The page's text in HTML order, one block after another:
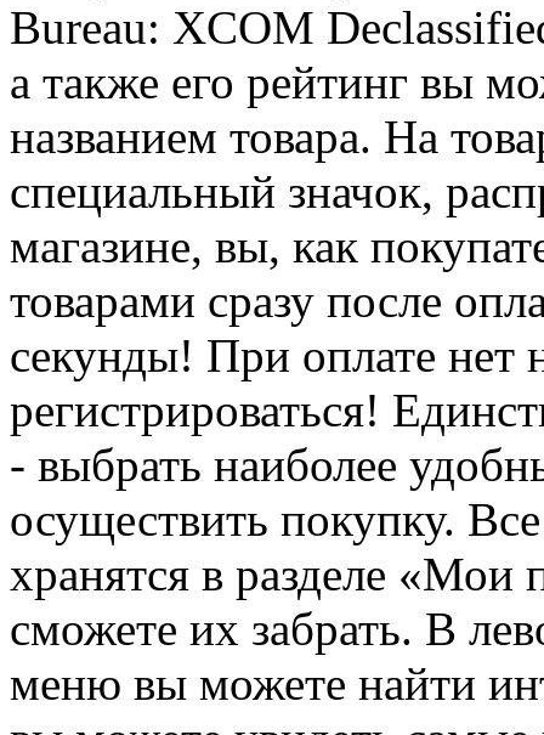
Bureau: XCOM
а также его рейтинг вы
названием товара. На
специальный значок,
магазине, вы, как
товарами сразу после
секунды! При оплате нет
регистрироваться!
- выбрать наиболее
осуществить покупку.
хранятся в разделе
сможете их забрать. В
меню вы можете найти